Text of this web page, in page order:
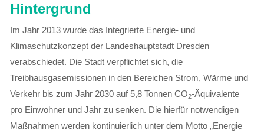
Hintergrund
Im Jahr 2013 wurde das Integrierte Energie- und
Klimaschutzkonzept der Landeshauptstadt Dresden
verabschiedet. Die Stadt verpflichtet sich, die
Treibhausgasemissionen in den Bereichen Strom, Wärme und
Verkehr bis zum Jahr 2030 auf 5,8 Tonnen CO2-Äquivalente
pro Einwohner und Jahr zu senken. Die hierfür notwendigen
Maßnahmen werden kontinuierlich unter dem Motto „Energie